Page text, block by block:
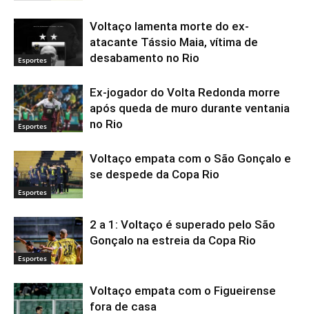
Esportes
Voltaço lamenta morte do ex-
atacante Tássio Maia, vítima de
desabamento no Rio
Esportes
Ex-jogador do Volta Redonda morre
após queda de muro durante ventania
no Rio
Esportes
Voltaço empata com o São Gonçalo e
se despede da Copa Rio
Esportes
2 a 1: Voltaço é superado pelo São
Gonçalo na estreia da Copa Rio
Voltaço empata com o Figueirense
fora de casa